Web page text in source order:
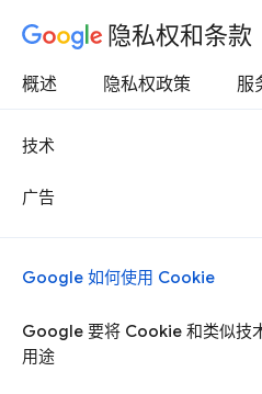
隐私权和条款
概述 隐私权政策 服
技术
广告
Google 如何使用 Cookie
Google 要将 Cookie 和类似技
用途